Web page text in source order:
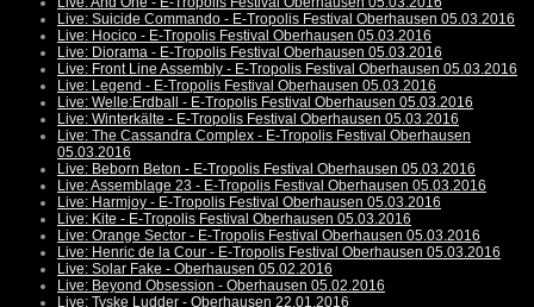
Live: Suicide Commando - E-Tropolis Festival Oberhausen 05.03.2016
Live: Hocico - E-Tropolis Festival Oberhausen 05.03.2016
Live: Diorama - E-Tropolis Festival Oberhausen 05.03.2016
Live: Front Line Assembly - E-Tropolis Festival Oberhausen 05.03.2016
Live: Legend - E-Tropolis Festival Oberhausen 05.03.2016
Live: Welle:Erdball - E-Tropolis Festival Oberhausen 05.03.2016
Live: Winterkälte - E-Tropolis Festival Oberhausen 05.03.2016
Live: The Cassandra Complex - E-Tropolis Festival Oberhausen
05.03.2016
Live: Beborn Beton - E-Tropolis Festival Oberhausen 05.03.2016
Live: Assemblage 23 - E-Tropolis Festival Oberhausen 05.03.2016
Live: Harmjoy - E-Tropolis Festival Oberhausen 05.03.2016
Live: Kite - E-Tropolis Festival Oberhausen 05.03.2016
Live: Orange Sector - E-Tropolis Festival Oberhausen 05.03.2016
Live: Henric de la Cour - E-Tropolis Festival Oberhausen 05.03.2016
Live: Solar Fake - Oberhausen 05.02.2016
Live: Beyond Obsession - Oberhausen 05.02.2016
Live: Tyske Ludder - Oberhausen 22.01.2016